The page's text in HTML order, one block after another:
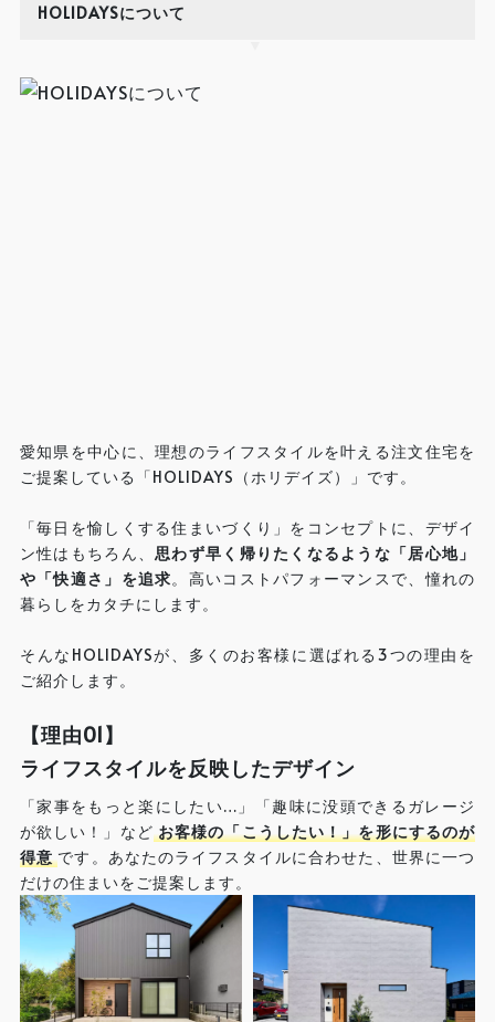
HOLIDAYSについて
愛知県を中心に、理想のライフスタイルを叶える注文住宅を
ご提案している「HOLIDAYS（ホリデイズ）」です。
「毎日を愉しくする住まいづくり」をコンセプトに、デザイ
ン性はもちろん、思わず早く帰りたくなるような「居心地」
や「快適さ」を追求。高いコストパフォーマンスで、憧れの
暮らしをカタチにします。
そんなHOLIDAYSが、多くのお客様に選ばれる3つの理由を
ご紹介します。
【理由01】
ライフスタイルを反映したデザイン
「家事をもっと楽にしたい…」「趣味に没頭できるガレージ
が欲しい！」など お客様の「こうしたい！」を形にするのが
得意 です。あなたのライフスタイルに合わせた、世界に一つ
だけの住まいをご提案します。